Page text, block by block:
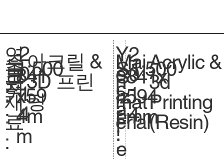
연
도
:
2
0
1
4
주
요
재
료
:
축
척
.
아크릴 &
3D 프린
팅
1:500
크
기
.
841
x59
4m
m
Y
e
a
r
:
Mai
n
mat
erial
:
S
c
a
l
e
S
iz
e.
2
0
1
4
1:500
841x
594
mm
Acrylic &
3d
Printing
(Resin)